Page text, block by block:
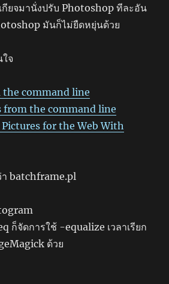
กียจมานั่งปรับ Photoshop ทีละอัน
มันก็ไม่ยืดหยุ่นด้วย
จ
the command line
from the command line
Pictures for the Web With
batchframe.pl
ก็จัดการใช้ -equalize เวลาเรียก
ด้วย